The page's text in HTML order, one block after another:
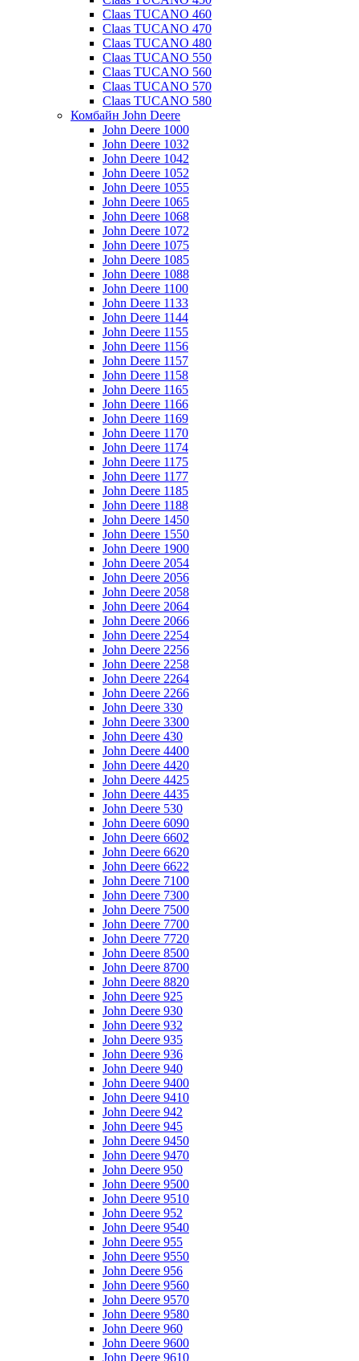
Claas TUCANO 460
Claas TUCANO 470
Claas TUCANO 480
Claas TUCANO 550
Claas TUCANO 560
Claas TUCANO 570
Claas TUCANO 580
Комбайн John Deere
John Deere 1000
John Deere 1032
John Deere 1042
John Deere 1052
John Deere 1055
John Deere 1065
John Deere 1068
John Deere 1072
John Deere 1075
John Deere 1085
John Deere 1088
John Deere 1100
John Deere 1133
John Deere 1144
John Deere 1155
John Deere 1156
John Deere 1157
John Deere 1158
John Deere 1165
John Deere 1166
John Deere 1169
John Deere 1170
John Deere 1174
John Deere 1175
John Deere 1177
John Deere 1185
John Deere 1188
John Deere 1450
John Deere 1550
John Deere 1900
John Deere 2054
John Deere 2056
John Deere 2058
John Deere 2064
John Deere 2066
John Deere 2254
John Deere 2256
John Deere 2258
John Deere 2264
John Deere 2266
John Deere 330
John Deere 3300
John Deere 430
John Deere 4400
John Deere 4420
John Deere 4425
John Deere 4435
John Deere 530
John Deere 6090
John Deere 6602
John Deere 6620
John Deere 6622
John Deere 7100
John Deere 7300
John Deere 7500
John Deere 7700
John Deere 7720
John Deere 8500
John Deere 8700
John Deere 8820
John Deere 925
John Deere 930
John Deere 932
John Deere 935
John Deere 936
John Deere 940
John Deere 9400
John Deere 9410
John Deere 942
John Deere 945
John Deere 9450
John Deere 9470
John Deere 950
John Deere 9500
John Deere 9510
John Deere 952
John Deere 9540
John Deere 955
John Deere 9550
John Deere 956
John Deere 9560
John Deere 9570
John Deere 9580
John Deere 960
John Deere 9600
John Deere 9610